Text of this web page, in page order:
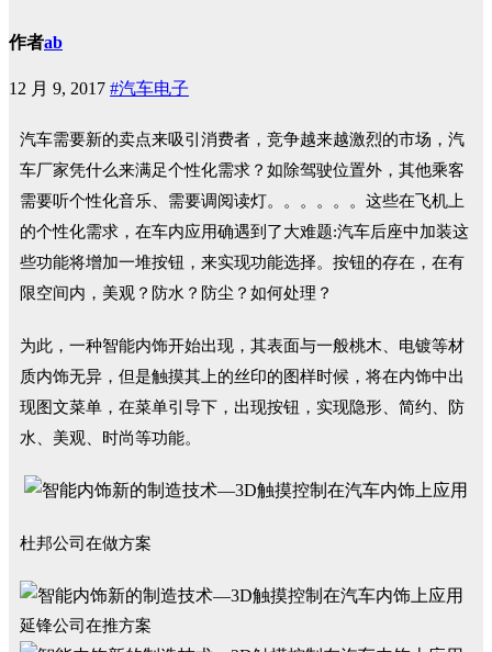
作者ab
12 月 9, 2017 #汽车电子
汽车需要新的卖点来吸引消费者，竞争越来越激烈的市场，汽
车厂家凭什么来满足个性化需求？如除驾驶位置外，其他乘客
需要听个性化音乐、需要调阅读灯。。。。。。这些在飞机上
的个性化需求，在车内应用确遇到了大难题:汽车后座中加装这
些功能将增加一堆按钮，来实现功能选择。按钮的存在，在有
限空间内，美观？防水？防尘？如何处理？
为此，一种智能内饰开始出现，其表面与一般桃木、电镀等材
质内饰无异，但是触摸其上的丝印的图样时候，将在内饰中出
现图文菜单，在菜单引导下，出现按钮，实现隐形、简约、防
水、美观、时尚等功能。
杜邦公司在做方案
延锋公司在推方案